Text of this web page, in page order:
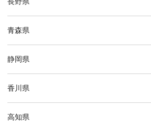
青森県
静岡県
香川県
高知県